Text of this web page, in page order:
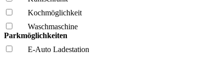
Kochmöglich­keit
Wasch­maschine
Parkmöglichkeiten
E-Auto Ladestation